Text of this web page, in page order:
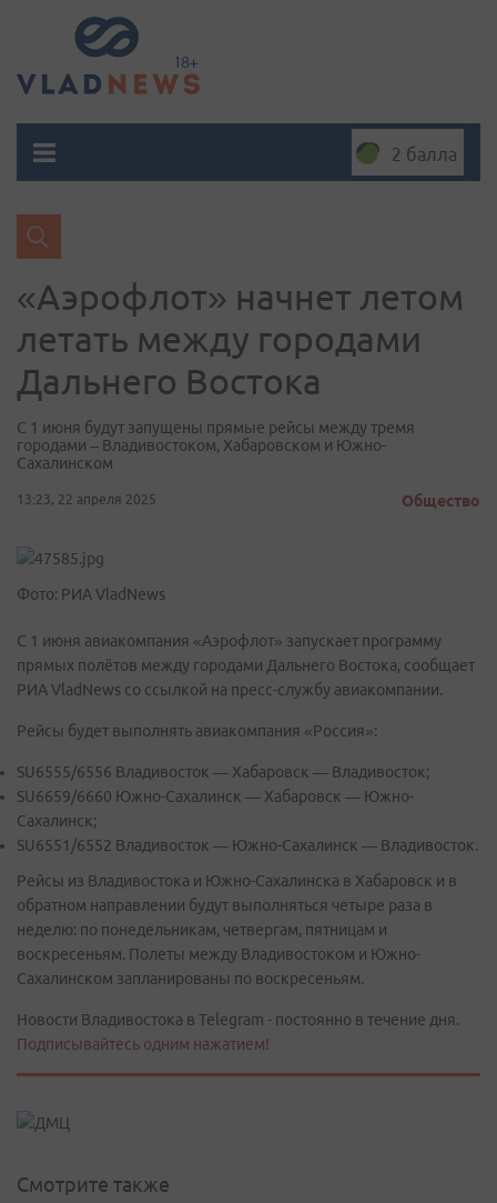
2 балла
«Аэрофлот» начнет летом
летать между городами
Дальнего Востока
С 1 июня будут запущены прямые рейсы между тремя
городами – Владивостоком, Хабаровском и Южно-
Сахалинском
13:23, 22 апреля 2025 Общество
Фото: РИА VladNews
С 1 июня авиакомпания «Аэрофлот» запускает программу
прямых полётов между городами Дальнего Востока, сообщает
РИА VladNews со ссылкой на пресс-службу авиакомпании.
Рейсы будет выполнять авиакомпания «Россия»:
SU6555/6556 Владивосток — Хабаровск — Владивосток;
SU6659/6660 Южно-Сахалинск — Хабаровск — Южно-
Сахалинск;
SU6551/6552 Владивосток — Южно-Сахалинск — Владивосток.
Рейсы из Владивостока и Южно-Сахалинска в Хабаровск и в
обратном направлении будут выполняться четыре раза в
неделю: по понедельникам, четвергам, пятницам и
воскресеньям. Полеты между Владивостоком и Южно-
Сахалинском запланированы по воскресеньям.
Новости Владивостока в Telegram - постоянно в течение дня.
Подписывайтесь одним нажатием!
Смотрите также